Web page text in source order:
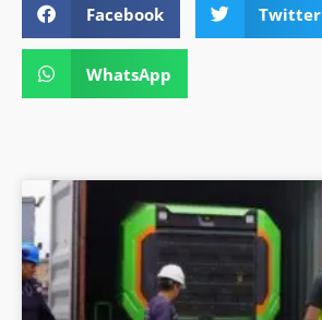
Facebook Twitter
WhatsApp